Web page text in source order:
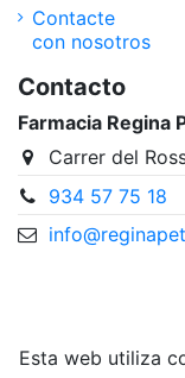
Contacte
con nosotros
Contacto
Farmacia Regina
Carrer del
934 57 75 18
Esta web utiliza